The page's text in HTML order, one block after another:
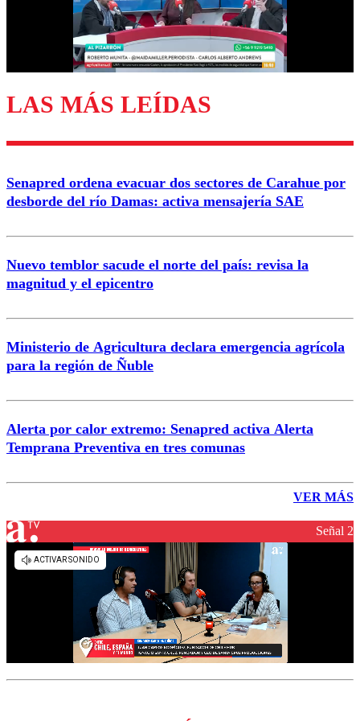
Enviar comentario
LAS MÁS LEÍDAS
Senapred ordena evacuar dos sectores de Carahue por
desborde del río Damas: activa mensajería SAE
Nuevo temblor sacude el norte del país: revisa la
magnitud y el epicentro
Ministerio de Agricultura declara emergencia agrícola
para la región de Ñuble
Alerta por calor extremo: Senapred activa Alerta
Temprana Preventiva en tres comunas
VER MÁS
Señal 2